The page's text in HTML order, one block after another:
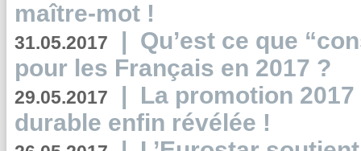
maître-mot !
31.05.2017 | Qu’est ce que
pour les Français en 2017 ?
29.05.2017 | La promotion
durable enfin révélée !